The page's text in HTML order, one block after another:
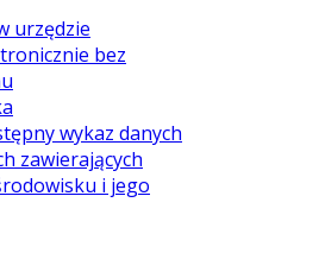
urzędzie
bez
wykaz danych
zawierających
i jego